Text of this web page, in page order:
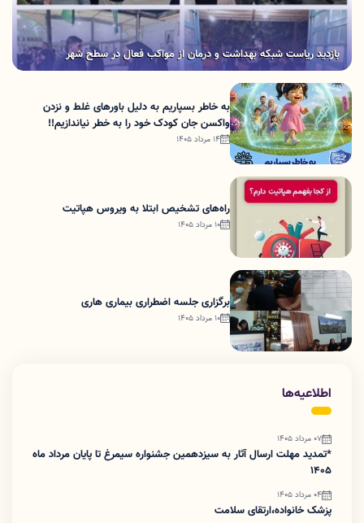
بازدید ریاست شبکه بهداشت و درمان از مواکب فعال در سطح شهر
به خاطر بسپاریم به دلیل باورهای غلط و نزدن
واکسن جان کودک خود را به خطر نیاندازیم!!
14 مرداد 1405
راه‌های تشخیص ابتلا به ویروس هپاتیت
10 مرداد 1405
برگزاری جلسه اضطراری بیماری هاری
10 مرداد 1405
اطلاعیه‌ها
07 مرداد 1405
*تمدید مهلت ارسال آثار به سیزدهمین جشنواره سیمرغ تا پایان مرداد ماه
1405
04 مرداد 1405
پزشک خانواده،ارتقای سلامت